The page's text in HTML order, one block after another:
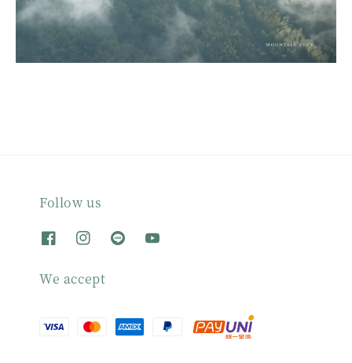
Follow us
We accept